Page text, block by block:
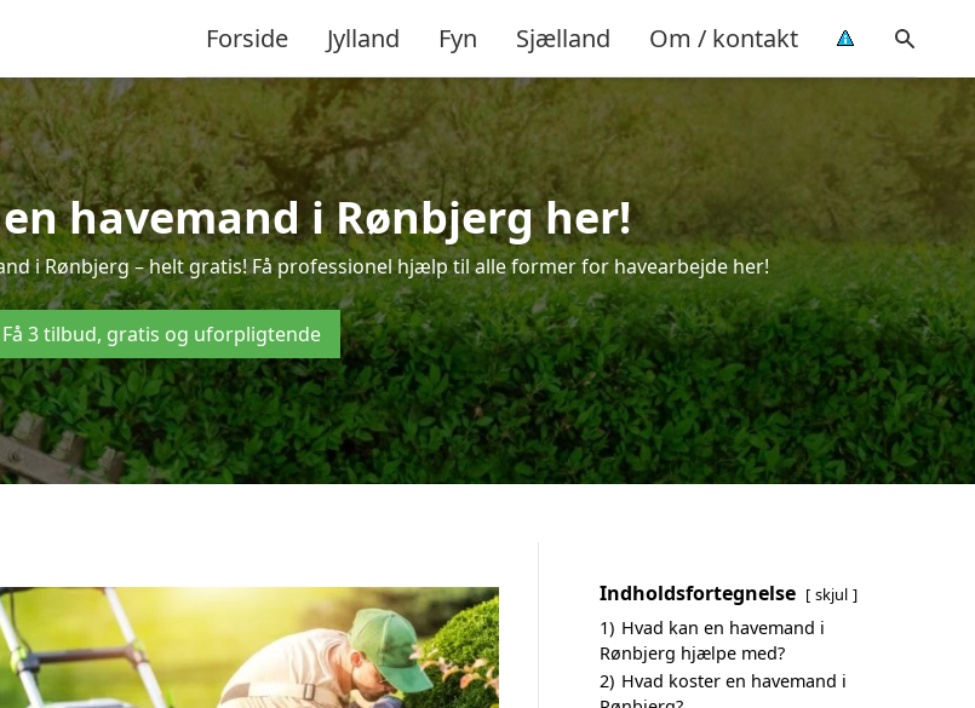
Forside Jylland Fyn Sjælland Om / kontakt
havemand i Rønbjerg her!
i Rønbjerg – helt gratis! Få professionel hjælp til alle former for havearbejde her!
Få 3 tilbud, gratis og uforpligtende
Indholdsfortegnelse skjul
1) Hvad kan en havemand i
Rønbjerg hjælpe med?
2) Hvad koster en havemand i